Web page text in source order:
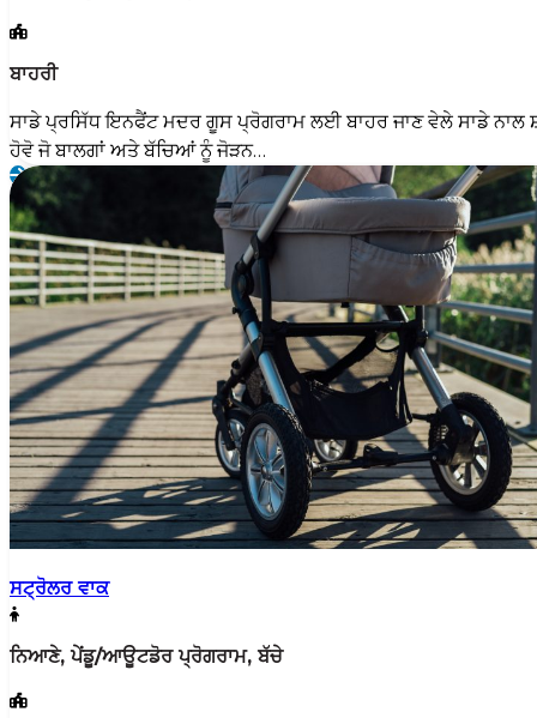
ਬਾਹਰੀ
ਸਾਡੇ ਪ੍ਰਸਿੱਧ ਇਨਫੈਂਟ ਮਦਰ ਗੂਸ ਪ੍ਰੋਗਰਾਮ ਲਈ ਬਾਹਰ ਜਾਣ ਵੇਲੇ ਸਾਡੇ ਨਾਲ
ਹੋਵੋ ਜੋ ਬਾਲਗਾਂ ਅਤੇ ਬੱਚਿਆਂ ਨੂੰ ਜੋੜਨ…
ਸਟ੍ਰੋਲਰ ਵਾਕ
ਨਿਆਣੇ, ਪੇਂਡੂ/ਆਊਟਡੋਰ ਪ੍ਰੋਗਰਾਮ, ਬੱਚੇ